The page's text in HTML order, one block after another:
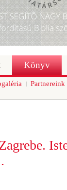
Könyv
Partnereink